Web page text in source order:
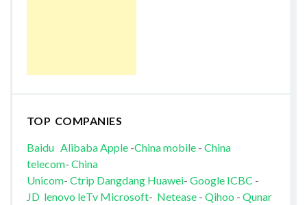
TOP COMPANIES
Baidu AlibabaApple-China mobile- China
telecom- China
Unicom- Ctrip Dangdang Huawei- Google ICBC -
JD lenovo leTv Microsoft- Netease- Qihoo - Qunar